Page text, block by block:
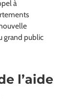
à
grand public
l’aide